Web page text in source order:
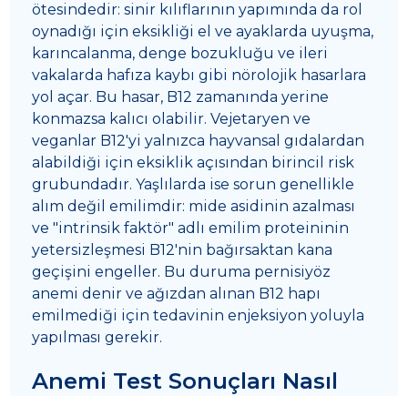
ötesindedir: sinir kılıflarının yapımında da rol
oynadığı için eksikliği el ve ayaklarda uyuşma,
karıncalanma, denge bozukluğu ve ileri
vakalarda hafıza kaybı gibi nörolojik hasarlara
yol açar. Bu hasar, B12 zamanında yerine
konmazsa kalıcı olabilir. Vejetaryen ve
veganlar B12'yi yalnızca hayvansal gıdalardan
alabildiği için eksiklik açısından birincil risk
grubundadır. Yaşlılarda ise sorun genellikle
alım değil emilimdir: mide asidinin azalması
ve "intrinsik faktör" adlı emilim proteininin
yetersizleşmesi B12'nin bağırsaktan kana
geçişini engeller. Bu duruma pernisiyöz
anemi denir ve ağızdan alınan B12 hapı
emilmediği için tedavinin enjeksiyon yoluyla
yapılması gerekir.
Anemi Test Sonuçları Nasıl